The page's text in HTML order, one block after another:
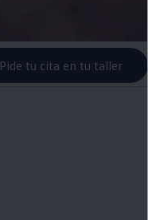
Pide tu cita en tu taller